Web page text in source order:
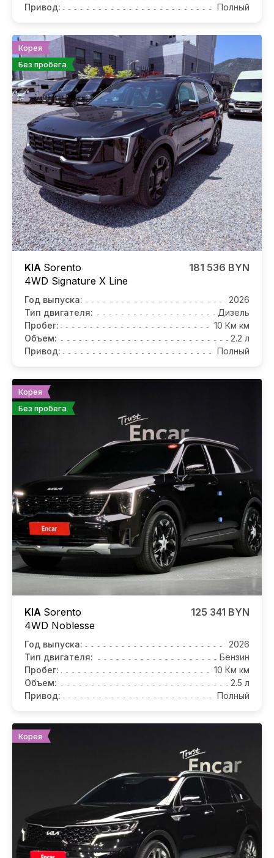
Привод:
Полный
Корея
Без пробега
KIA Sorento
4WD Signature X Line
181 536 BYN
Год выпуска:
2026
Тип двигателя:
Дизель
Пробег:
10 Км км
Объем:
2.2 л
Привод:
Полный
Корея
Без пробега
KIA Sorento
4WD Noblesse
125 341 BYN
Год выпуска:
2026
Тип двигателя:
Бензин
Пробег:
10 Км км
Объем:
2.5 л
Привод:
Полный
Корея